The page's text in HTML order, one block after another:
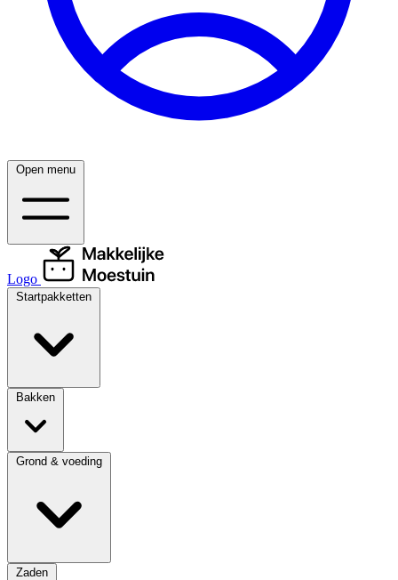
Open menu
Logo
Startpakketten
Bakken
Grond & voeding
Zaden